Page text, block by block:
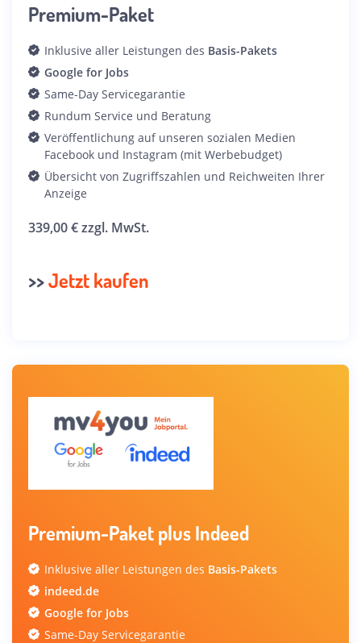
Premium-Paket
Inklusive aller Leistungen des Basis-Pakets
Google for Jobs
Same-Day Servicegarantie
Rundum Service und Beratung
Veröffentlichung auf unseren sozialen Medien
Facebook und Instagram (mit Werbebudget)
Übersicht von Zugriffszahlen und Reichweiten Ihrer
Anzeige
339,00 € zzgl. MwSt.
>>Jetzt kaufen
Premium-Paket plus Indeed
Inklusive aller Leistungen des Basis-Pakets
indeed.de
Google for Jobs
Same-Day Servicegarantie